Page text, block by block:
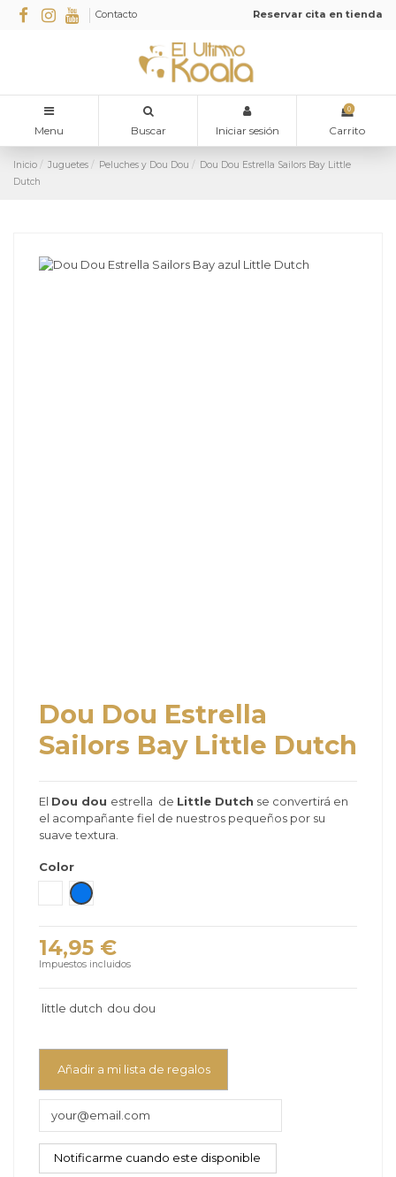
Contacto Reservar cita en tienda
Menu Buscar Iniciar sesión
0
Carrito
Inicio Juguetes Peluches y Dou Dou
Dou Dou Estrella Sailors Bay Little
Dutch
Dou Dou Estrella
Sailors Bay Little Dutch
El Dou dou estrella de Little Dutch se convertirá en
el acompañante fiel de nuestros pequeños por su
suave textura.
Color
BlancoAzul
14,95 €
Impuestos incluidos
little dutch dou dou
Añadir a mi lista de regalos